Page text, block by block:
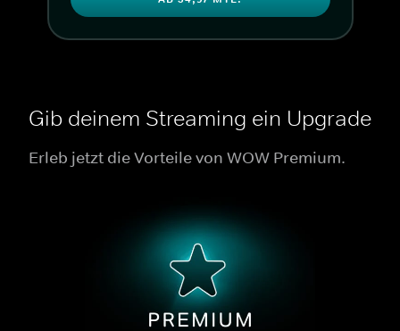
Gib deinem Streaming ein Upgrade
Erleb jetzt die Vorteile von WOW Premium.